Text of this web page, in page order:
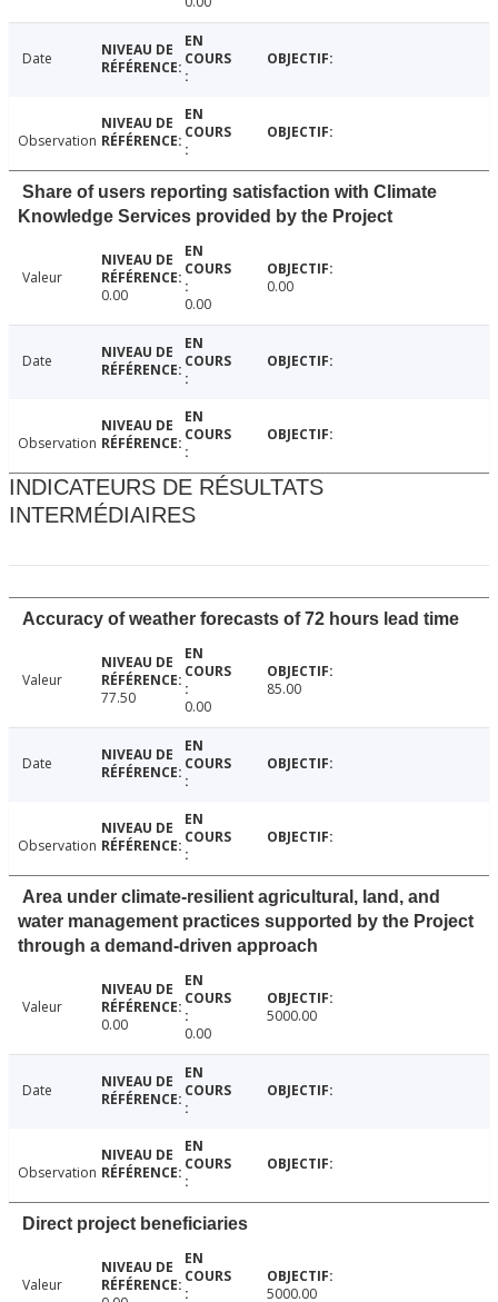
Date
Observation
Share of users reporting satisfaction with Climate
Knowledge Services provided by the Project
Valeur
0.00
0.00
0.00
Date
Observation
INDICATEURS DE RÉSULTATS
INTERMÉDIAIRES
Accuracy of weather forecasts of 72 hours lead time
Valeur
77.50
0.00
85.00
Date
Observation
Area under climate-resilient agricultural, land, and
water management practices supported by the Project
through a demand-driven approach
Valeur
0.00
0.00
5000.00
Date
Observation
Direct project beneficiaries
Valeur
5000.00